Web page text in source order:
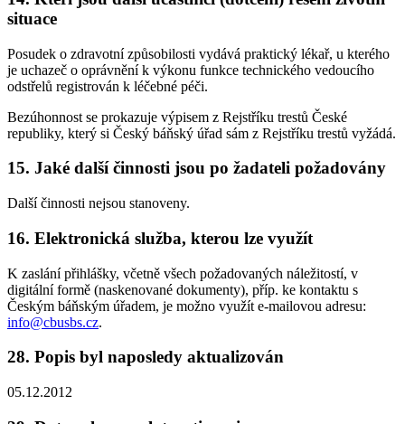
situace
Posudek o zdravotní způsobilosti vydává praktický lékař, u kterého
je uchazeč o oprávnění k výkonu funkce technického vedoucího
odstřelů registrován k léčebné péči.
Bezúhonnost se prokazuje výpisem z Rejstříku trestů České
republiky, který si Český báňský úřad sám z Rejstříku trestů vyžádá.
15. Jaké další činnosti jsou po žadateli požadovány
Další činnosti nejsou stanoveny.
16. Elektronická služba, kterou lze využít
K zaslání přihlášky, včetně všech požadovaných náležitostí, v
digitální formě (naskenované dokumenty), příp. ke kontaktu s
Českým báňským úřadem, je možno využít e-mailovou adresu:
info@cbusbs.cz.
28. Popis byl naposledy aktualizován
05.12.2012